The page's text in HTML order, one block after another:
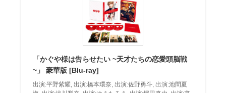
「かぐや様は告らせたい ~天才たちの恋愛頭脳戦
~」 豪華版 [Blu-ray]
出演:平野紫耀, 出演:橋本環奈, 出演:佐野勇斗, 出演:池間夏